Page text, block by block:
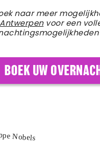
naar meer
voor een
BOEK UW